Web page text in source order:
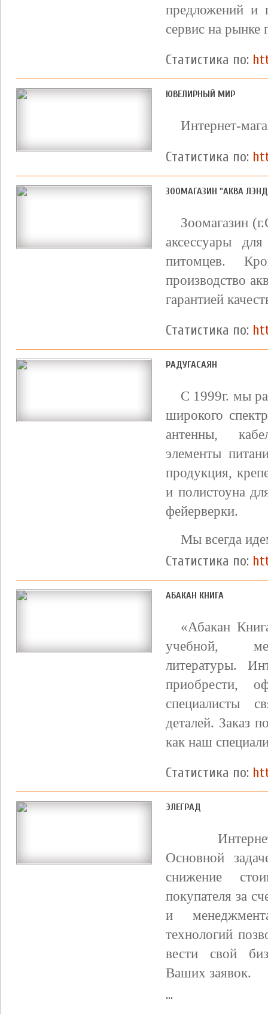
предложений и
сервис на рынке
Статистика по:
ЮВЕЛИРНЫЙ МИР
Интернет-
Статистика по:
ЗООМАГАЗИН "АКВА
Зоомагазин
аксессуары
питомцев.
производство
гарантией
Статистика по:
РАДУГАСАЯН
С 1999г. мы
широкого
антенны,
элементы
продукция,
и полистоуна
фейерверки.
Мы всегда
Статистика по:
АБАКАН КНИГА
«Абакан
учебной,
литературы.
приобрести,
специалисты
деталей. Заказ
как наш
Статистика по:
ЭЛЕГРАД
Интернет
Основной
снижение
покупателя за
и
технологий
вести свой
Ваших заявок.
...